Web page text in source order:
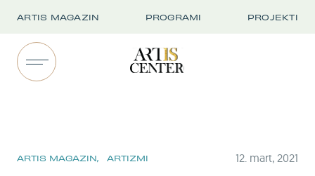
ARTIS MAGAZIN PROGRAMI PROJEKTI
ARTIS MAGAZIN, ARTIZMI 12. mart, 2021